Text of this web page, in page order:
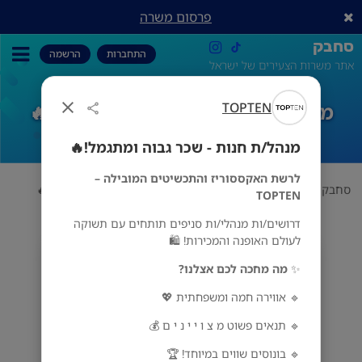
TOPTEN
מנהל/ת חנות - שכר גבוה ומתגמל!🔥
לרשת האקססוריז והתכשיטים המובילה –
TOPTEN
דרושים/ות מנהלי/ות סניפים תותחים עם תשוקה
לעולם האופנה והמכירות! 🛍️
✨ מה מחכה לכם אצלנו?
🔹 אווירה חמה ומשפחתית 💖
🔹 תנאים פשוט מ צ ו י י נ י ם 💰
🔹 בונוסים שווים במיוחד! 🏆
פרסום משרה
סחבק
אתר משרות הצעירים של ישראל
התחברות הרשמה
מנהל/ת חנות - שכר גבוה ומתגמל!🔥
סחבק אופנה TOPTEN מנהל/ת חנות - שכר גבוה ומתגמל!🔥
הכל